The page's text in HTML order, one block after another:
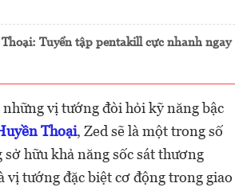
Tuyển tập pentakill cực nhanh ngay
vị tướng đòi hỏi kỹ năng bậc
Thoại, Zed sẽ là một trong số
hữu khả năng sốc sát thương
vị tướng đặc biệt cơ động trong giao